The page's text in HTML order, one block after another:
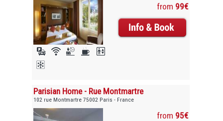
from 99€
Parisian Home - Rue Montmartre
102 rue Montmartre 75002 Paris - France
from 95€